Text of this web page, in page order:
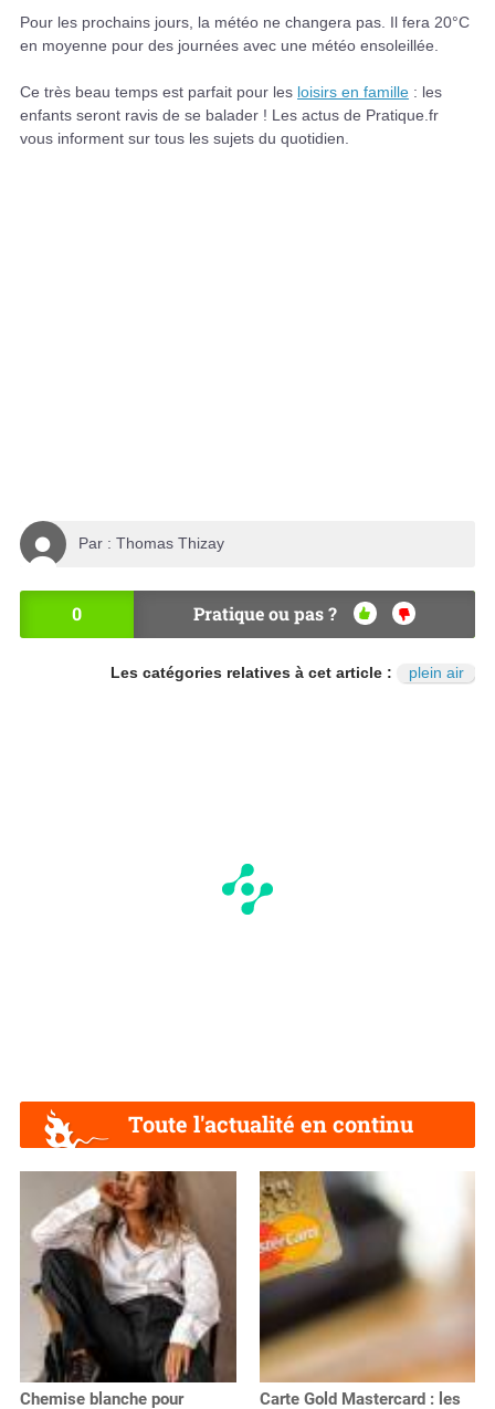
Pour les prochains jours, la météo ne changera pas. Il fera 20°C
en moyenne pour des journées avec une météo ensoleillée.
Ce très beau temps est parfait pour les loisirs en famille : les
enfants seront ravis de se balader ! Les actus de Pratique.fr
vous informent sur tous les sujets du quotidien.
Par : Thomas Thizay
0 Pratique ou pas ?
OU
NO
N
Les catégories relatives à cet article : plein air
Toute l'actualité en continu
Chemise blanche pour Carte Gold Mastercard : les